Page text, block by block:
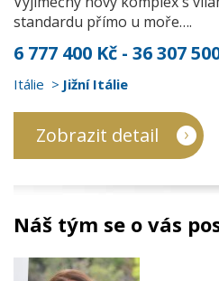
standardu přímo u moře….
6 777 400 Kč - 36 307
Itálie Jižní Itálie
Zobrazit detail
Náš tým se o vás